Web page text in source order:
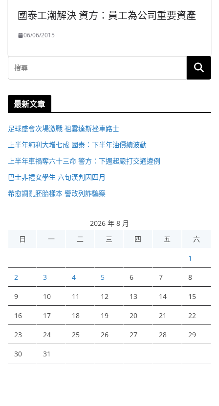
國泰工潮解決 資方：員工為公司重要資產
06/06/2015
最新文章
足球盛會次場激戰 祖雲達斯挫車路士
上半年純利大增七成 國泰：下半年油價續波動
上半年車禍奪六十三命 警方：下週起嚴打交通違例
巴士非禮女學生 六旬漢判囚四月
希愈調亂胚胎樣本 警改列詐騙案
2026 年 8 月
日
一 二 三 四 五 六
1
2 3 4 5 6 7 8
9 10 11 12 13 14 15
16 17 18 19 20 21 22
23 24 25 26 27 28 29
30 31